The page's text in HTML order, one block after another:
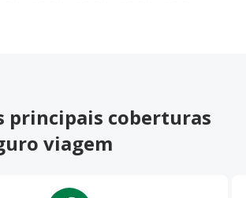
principais coberturas
viagem